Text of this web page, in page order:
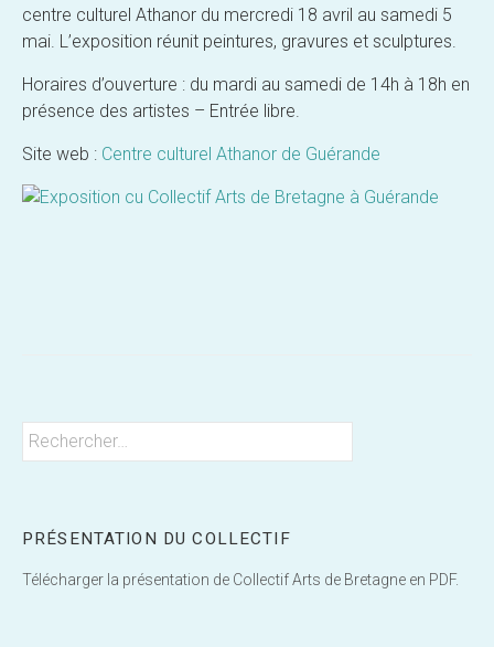
centre culturel Athanor du mercredi 18 avril au samedi 5
mai. L’exposition réunit peintures, gravures et sculptures.
Horaires d’ouverture : du mardi au samedi de 14h à 18h en
présence des artistes – Entrée libre.
Site web : Centre culturel Athanor de Guérande
Rechercher :
PRÉSENTATION DU COLLECTIF
Télécharger la présentation de Collectif Arts de Bretagne en PDF.